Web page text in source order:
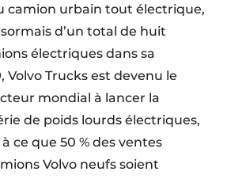
camion urbain tout électrique,
d’un total de huit
électriques dans sa
Volvo Trucks est devenu le
mondial à lancer la
de poids lourds électriques,
ce que 50 % des ventes
Volvo neufs soient